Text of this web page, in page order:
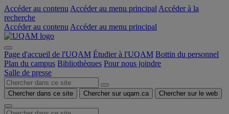
Accéder au contenu Accéder au menu principal Accéder à la
recherche
Accéder au contenu Accéder au menu principal
Page d'accueil de l'UQAM Étudier à l'UQAM Bottin du personnel
Plan du campus Bibliothèques Pour nous joindre
Salle de presse
Chercher dans ce site Chercher sur uqam.ca Chercher sur le web